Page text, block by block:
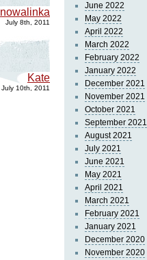
nowalinka
July 8th, 2011
Kate
July 10th, 2011
June 2022
May 2022
April 2022
March 2022
February 2022
January 2022
December 2021
November 2021
October 2021
September 2021
August 2021
July 2021
June 2021
May 2021
April 2021
March 2021
February 2021
January 2021
December 2020
November 2020